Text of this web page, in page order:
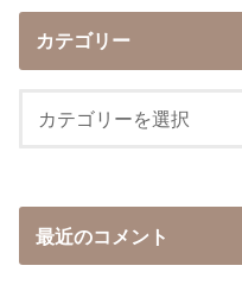
カテゴリー
最近のコメント